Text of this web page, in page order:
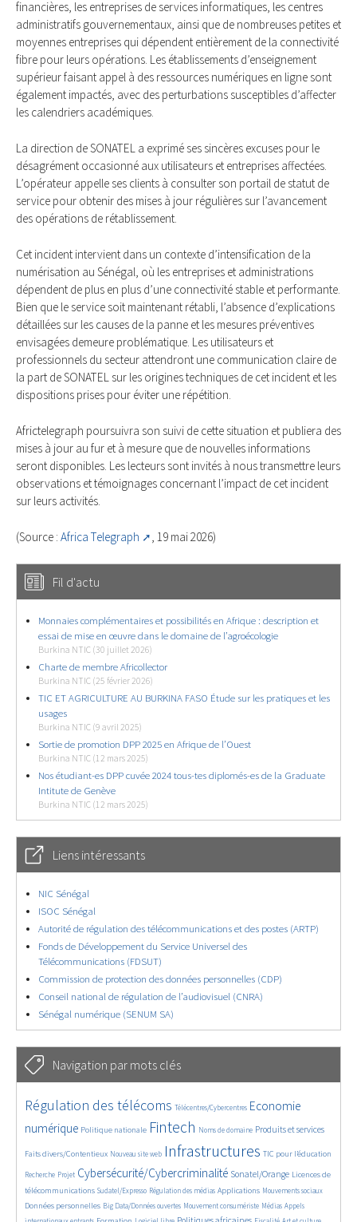
financières, les entreprises de services informatiques, les centres
administratifs gouvernementaux, ainsi que de nombreuses petites et
moyennes entreprises qui dépendent entièrement de la connectivité
fibre pour leurs opérations. Les établissements d’enseignement
supérieur faisant appel à des ressources numériques en ligne sont
également impactés, avec des perturbations susceptibles d’affecter
les calendriers académiques.
La direction de SONATEL a exprimé ses sincères excuses pour le
désagrément occasionné aux utilisateurs et entreprises affectées.
L’opérateur appelle ses clients à consulter son portail de statut de
service pour obtenir des mises à jour régulières sur l’avancement
des opérations de rétablissement.
Cet incident intervient dans un contexte d’intensification de la
numérisation au Sénégal, où les entreprises et administrations
dépendent de plus en plus d’une connectivité stable et performante.
Bien que le service soit maintenant rétabli, l’absence d’explications
détaillées sur les causes de la panne et les mesures préventives
envisagées demeure problématique. Les utilisateurs et
professionnels du secteur attendront une communication claire de
la part de SONATEL sur les origines techniques de cet incident et les
dispositions prises pour éviter une répétition.
Africtelegraph poursuivra son suivi de cette situation et publiera des
mises à jour au fur et à mesure que de nouvelles informations
seront disponibles. Les lecteurs sont invités à nous transmettre leurs
observations et témoignages concernant l’impact de cet incident
sur leurs activités.
(Source : Africa Telegraph , 19 mai 2026)
Fil d'actu
Monnaies complémentaires et possibilités en Afrique : description et
essai de mise en œuvre dans le domaine de l’agroécologie
Burkina NTIC (30 juillet 2026)
Charte de membre Africollector
Burkina NTIC (25 février 2026)
TIC ET AGRICULTURE AU BURKINA FASO Étude sur les pratiques et les
usages
Burkina NTIC (9 avril 2025)
Sortie de promotion DPP 2025 en Afrique de l’Ouest
Burkina NTIC (12 mars 2025)
Nos étudiant-es DPP cuvée 2024 tous-tes diplomés-es de la Graduate
Intitute de Genève
Burkina NTIC (12 mars 2025)
Liens intéressants
NIC Sénégal
ISOC Sénégal
Autorité de régulation des télécommunications et des postes (ARTP)
Fonds de Développement du Service Universel des
Télécommunications (FDSUT)
Commission de protection des données personnelles (CDP)
Conseil national de régulation de l’audiovisuel (CNRA)
Sénégal numérique (SENUM SA)
Navigation par mots clés
4653/5661
Régulation des télécoms
362/5661 Télécentres/Cybercentres
3743/5661
Economie
numérique
1860/5661 Politique nationale
5186/5661 Fintech
682/5661 Noms de domaine
2415/5661 Produits et services
1579/5661
Faits divers/Contentieux Nouveau site web Infrastructures TIC pour l’éducation
Recherche
246/5661Projet
3609/5661 Cybersécurité/Cybercriminalité
2326/5661 Sonatel/Orange
1636/5661
Licences de
télécommunications
292/5661 Sudatel/Expresso
1025/5661 Régulation des médias
1521/5661 Applications
1189/5661 Mouvements sociaux
1661/5661
Données personnelles
143/5661 Big Data/Données ouvertes
636/5661 Mouvement consumériste
365/5661 Médias
684/5661
Appels